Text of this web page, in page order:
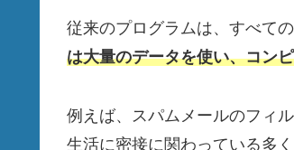
従来のプログラムは、すべて
は大量のデータを使い、コン
例えば、スパムメールのフィ
生活に密接に関わっている多